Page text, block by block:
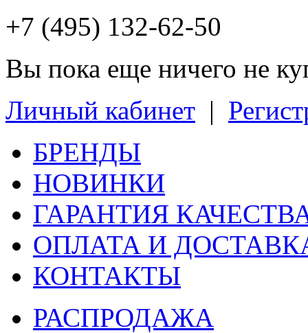
+7 (495) 132-62-50
Вы пока еще ничего не
Личный кабинет |
БРЕНДЫ
НОВИНКИ
ГАРАНТИЯ
ОПЛАТА И
КОНТАКТЫ
РАСПРОДАЖА